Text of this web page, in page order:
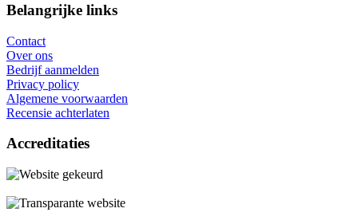
Belangrijke links
Contact
Over ons
Bedrijf aanmelden
Privacy policy
Algemene voorwaarden
Recensie achterlaten
Accreditaties